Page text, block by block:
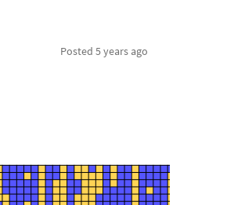
Posted 5 years ago